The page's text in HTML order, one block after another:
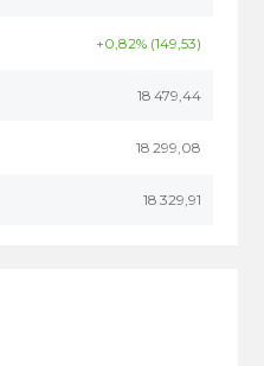
+0,82% (149,53)
18 479,44
18 299,08
18 329,91